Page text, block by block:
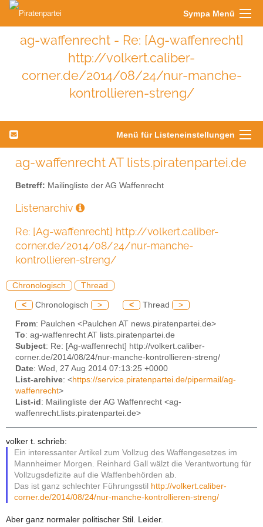
Sympa Menü
ag-waffenrecht - Re: [Ag-waffenrecht]
http://volkert.caliber-
corner.de/2014/08/24/nur-manche-
kontrollieren-streng/
Menü für Listeneinstellungen
ag-waffenrecht AT lists.piratenpartei.de
Betreff: Mailingliste der AG Waffenrecht
Listenarchiv
Re: [Ag-waffenrecht] http://volkert.caliber-
corner.de/2014/08/24/nur-manche-
kontrollieren-streng/
Chronologisch Thread
< Chronologisch > < Thread >
From: Paulchen <Paulchen AT news.piratenpartei.de>
To: ag-waffenrecht AT lists.piratenpartei.de
Subject: Re: [Ag-waffenrecht] http://volkert.caliber-
corner.de/2014/08/24/nur-manche-kontrollieren-streng/
Date: Wed, 27 Aug 2014 07:13:25 +0000
List-archive: <https://service.piratenpartei.de/pipermail/ag-
waffenrecht>
List-id : Mailingliste der AG Waffenrecht <ag-
waffenrecht.lists.piratenpartei.de>
volker t. schrieb:
Ein interessanter Artikel zum Vollzug des Waffengesetzes im
Mannheimer Morgen. Reinhard Gall wälzt die Verantwortung für
Vollzugsdefizite auf die Waffenbehörden ab.
Das ist ganz schlechter Führungsstil
http://volkert.caliber-
corner.de/2014/08/24/nur-manche-kontrollieren-streng/
Aber ganz normaler politischer Stil. Leider.